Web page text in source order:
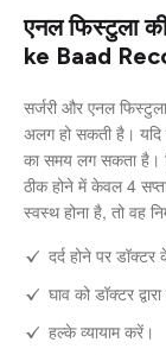
एनल फिस्टुला
ke Baad
सर्जरी और एनल
अलग हो सकती है। यदि
का समय लग सकता है।
ठीक होने में केवल 4
स्वस्थ होना है, तो वह
दर्द होने पर डॉक्टर
घाव को डॉक्टर
हल्के व्यायाम करें।